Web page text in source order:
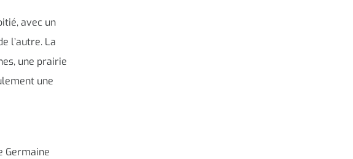
avec un
l’autre. La
une prairie
une
Germaine